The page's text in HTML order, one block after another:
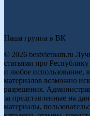
Наша группа в ВК
© 2026 bestvietnam.ru
статьями про
и любое использование,
материалов возможно
разрешения.
за представленные на
материалы,